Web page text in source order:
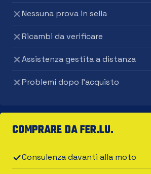
Nessuna prova in sella
Ricambi da verificare
Assistenza gestita a distanza
Problemi dopo l'acquisto
COMPRARE DA FER.LU.
Consulenza davanti alla moto